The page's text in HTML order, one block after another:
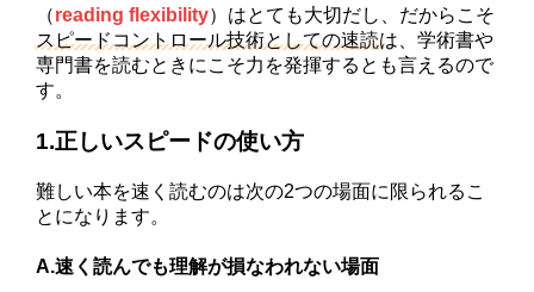
（reading flexibility）はとても大切だし、だからこそ
スピードコントロール技術としての速読は、学術書や
専門書を読むときにこそ力を発揮するとも言えるので
す。
1.正しいスピードの使い方
難しい本を速く読むのは次の2つの場面に限られるこ
とになります。
A.速く読んでも理解が損なわれない場面